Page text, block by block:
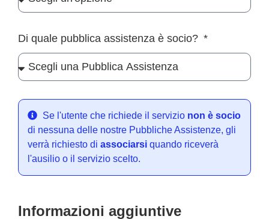
Di quale pubblica assistenza è socio?
Se l'utente che richiede il servizio non è socio
di nessuna delle nostre Pubbliche Assistenze, gli
verrà richiesto di associarsi quando riceverà
l'ausilio o il servizio scelto.
Informazioni aggiuntive